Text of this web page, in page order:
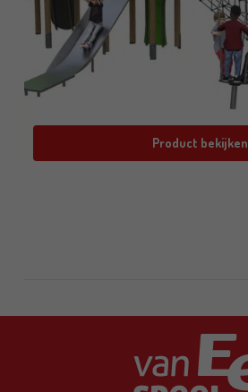
Product bekijken